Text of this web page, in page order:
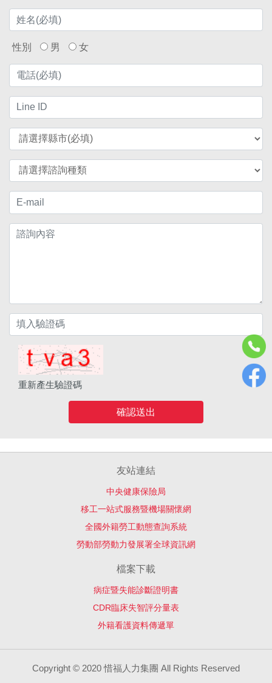
性別 男 女
重新產生驗證碼
確認送出
友站連結
中央健康保險局
移工一站式服務暨機場關懷網
全國外籍勞工動態查詢系統
勞動部勞動力發展署全球資訊網
檔案下載
病症暨失能診斷證明書
CDR臨床失智評分量表
外籍看護資料傳遞單
Copyright © 2020 惜福人力集團 All Rights Reserved